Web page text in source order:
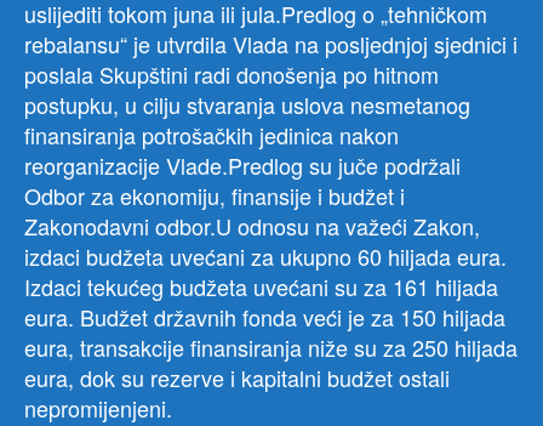
uslijediti tokom juna ili jula.Predlog o „tehničkom
rebalansu“ je utvrdila Vlada na posljednjoj sjednici i
poslala Skupštini radi donošenja po hitnom
postupku, u cilju stvaranja uslova nesmetanog
finansiranja potrošačkih jedinica nakon
reorganizacije Vlade.Predlog su juče podržali
Odbor za ekonomiju, finansije i budžet i
Zakonodavni odbor.U odnosu na važeći Zakon,
izdaci budžeta uvećani za ukupno 60 hiljada eura.
Izdaci tekućeg budžeta uvećani su za 161 hiljada
eura. Budžet državnih fonda veći je za 150 hiljada
eura, transakcije finansiranja niže su za 250 hiljada
eura, dok su rezerve i kapitalni budžet ostali
nepromijenjeni.